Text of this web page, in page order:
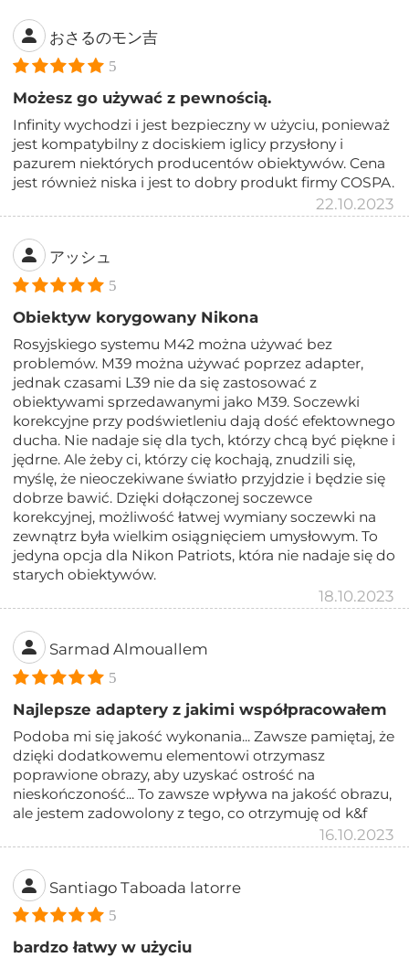
おさるのモン吉
5
Możesz go używać z pewnością.
Infinity wychodzi i jest bezpieczny w użyciu, ponieważ
jest kompatybilny z dociskiem iglicy przysłony i
pazurem niektórych producentów obiektywów. Cena
jest również niska i jest to dobry produkt firmy COSPA.
22.10.2023
アッシュ
5
Obiektyw korygowany Nikona
Rosyjskiego systemu M42 można używać bez
problemów. M39 można używać poprzez adapter,
jednak czasami L39 nie da się zastosować z
obiektywami sprzedawanymi jako M39. Soczewki
korekcyjne przy podświetleniu dają dość efektownego
ducha. Nie nadaje się dla tych, którzy chcą być piękne i
jędrne. Ale żeby ci, którzy cię kochają, znudzili się,
myślę, że nieoczekiwane światło przyjdzie i będzie się
dobrze bawić. Dzięki dołączonej soczewce
korekcyjnej, możliwość łatwej wymiany soczewki na
zewnątrz była wielkim osiągnięciem umysłowym. To
jedyna opcja dla Nikon Patriots, która nie nadaje się do
starych obiektywów.
18.10.2023
Sarmad Almouallem
5
Najlepsze adaptery z jakimi współpracowałem
Podoba mi się jakość wykonania... Zawsze pamiętaj, że
dzięki dodatkowemu elementowi otrzymasz
poprawione obrazy, aby uzyskać ostrość na
nieskończoność... To zawsze wpływa na jakość obrazu,
ale jestem zadowolony z tego, co otrzymuję od k&f
16.10.2023
Santiago Taboada latorre
5
bardzo łatwy w użyciu